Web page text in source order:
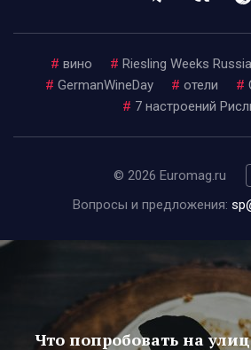
# вино # Riesling Weeks Russia
# GermanWineDay # отели #
# 7 настроений
© 2026 Euromag.ru
Вопросы и предложения:
Что попробовать на